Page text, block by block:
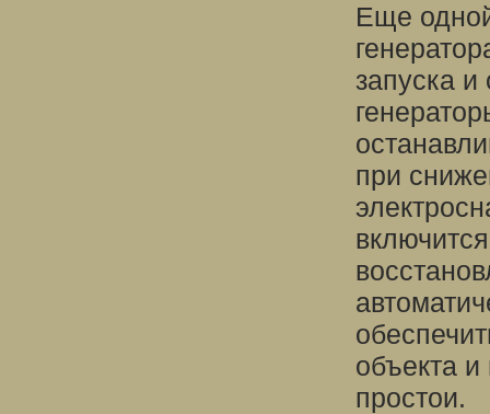
Еще
запуска и
при
объекта
простои.